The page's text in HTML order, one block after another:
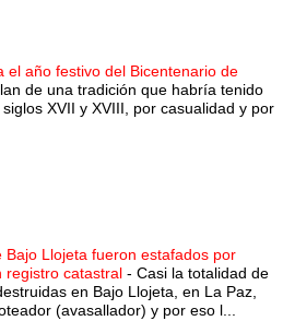
el año festivo del Bicentenario de
de una tradición que habría tenido
XVII y XVIII, por casualidad y por
Llojeta fueron estafados por
registro catastral - Casi la totalidad de
en Bajo Llojeta, en La Paz,
(avasallador) y por eso l...